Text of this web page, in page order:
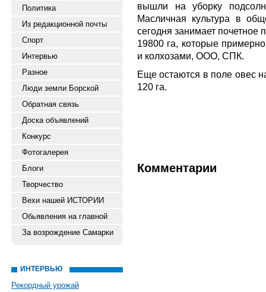
Политика
Из редакционной почты
Спорт
Интервью
Разное
Люди земли Борской
Обратная связь
Доска объявлений
Конкурс
Фотогалерея
Блоги
Творчество
Вехи нашей ИСТОРИИ
Обьявления на главной
За возрождение Самарки
ИНТЕРВЬЮ
Рекордный урожай
вышли на уборку
Масличная культура в
сегодня занимает почетное
19800 га, которые
и колхозами, ООО, СПК.
Еще остаются в поле овес
120 га.
Комментарии